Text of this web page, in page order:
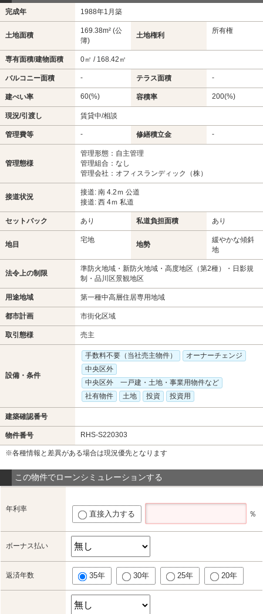
完成年 1988年1月築
土地面積
169.38m² (公
簿)
土地権利
所有権
専有面積/建物面積 0㎡ / 168.42㎡
バルコニー面積 - テラス面積 -
建ぺい率 60(%) 容積率 200(%)
現況/引渡し 賃貸中/相談
管理費等 - 修繕積立金 -
管理態様
管理形態：自主管理
管理組合：なし
管理会社：オフィスランディック（株）
接道状況
接道: 南 4.2ｍ 公道
接道: 西 4ｍ 私道
セットバック あり 私道負担面積 あり
地目
宅地
地勢
緩やかな傾斜
地
法令上の制限
準防火地域・新防火地域・高度地区（第2種）・日影規
制・品川区景観地区
用途地域 第一種中高層住居専用地域
都市計画 市街化区域
取引態様 売主
設備・条件
手数料不要（当社売主物件）
オーナーチェンジ
中央区外
中央区外 一戸建・土地・事業用物件など
社有物件
土地 投資 投資用
建築確認番号
物件番号 RHS-S220303
※各種情報と差異がある場合は現況優先となります
この物件でローンシミュレーションする
年利率
直接入力する ％
ボーナス払い
返済年数 35年 30年 25年 20年